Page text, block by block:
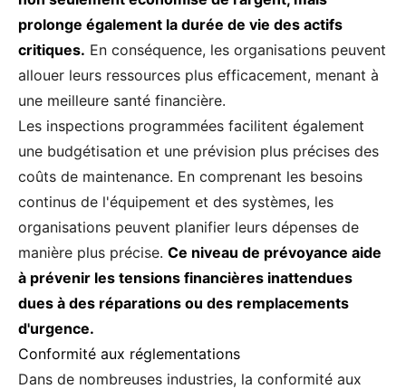
prolonge également la durée de vie des actifs
critiques. En conséquence, les organisations peuvent
allouer leurs ressources plus efficacement, menant à
une meilleure santé financière.
Les inspections programmées facilitent également
une budgétisation et une prévision plus précises des
coûts de maintenance. En comprenant les besoins
continus de l'équipement et des systèmes, les
organisations peuvent planifier leurs dépenses de
manière plus précise. Ce niveau de prévoyance aide
à prévenir les tensions financières inattendues
dues à des réparations ou des remplacements
d'urgence.
Conformité aux réglementations
Dans de nombreuses industries, la conformité aux